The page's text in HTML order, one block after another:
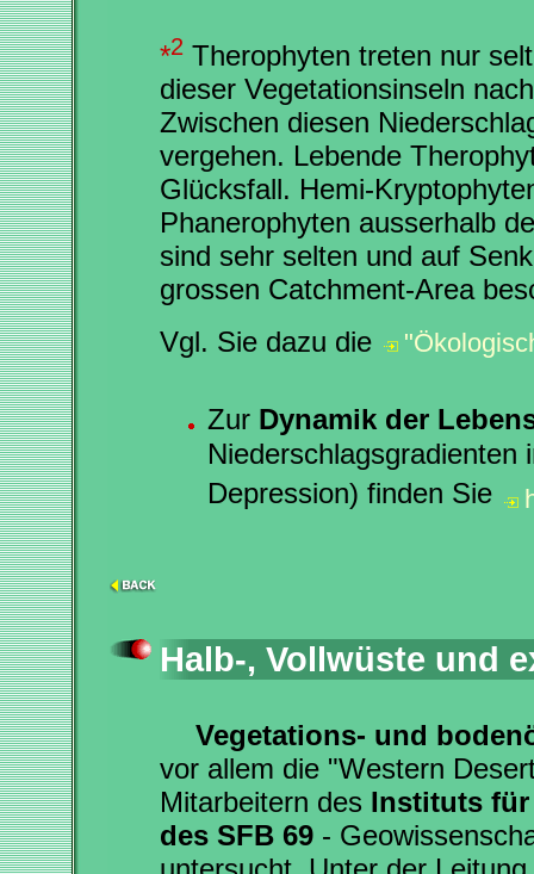
*2 Therophyten treten nur
dieser Vegetationsinseln
Zwischen diesen
vergehen. Lebende
Glücksfall. Hemi-
Phanerophyten ausserhalb
sind sehr selten und auf
grossen Catchment-Area
Vgl. Sie dazu die
Zur Dynamik der
Depression) finden Sie
Halb-, Vollwüste und
Vegetations- und
vor allem die "Western
Mitarbeitern des Instituts für
des SFB 69 -